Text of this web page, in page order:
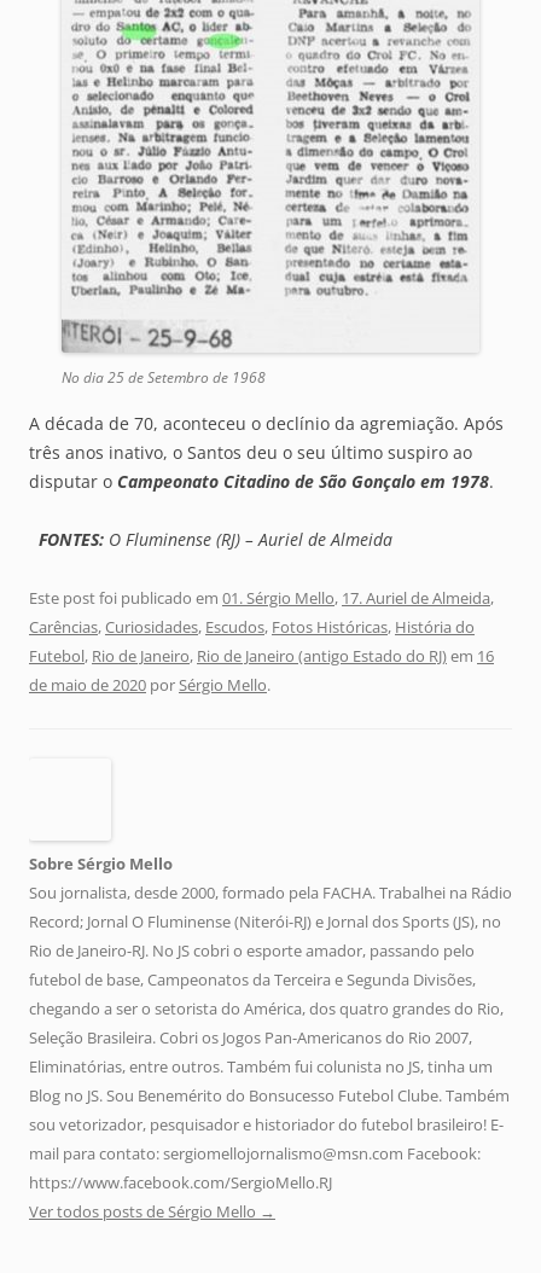
No dia 25 de Setembro de 1968
A década de 70, aconteceu o declínio da agremiação. Após
três anos inativo, o Santos deu o seu último suspiro ao
disputar o Campeonato Citadino de São Gonçalo em 1978.
FONTES: O Fluminense (RJ) – Auriel de Almeida
Este post foi publicado em 01. Sérgio Mello, 17. Auriel de Almeida,
Carências,Curiosidades, Escudos, Fotos Históricas, História do
Futebol, Rio de Janeiro, Rio de Janeiro (antigo Estado do RJ)em 16
de maio de 2020 porSérgio Mello.
Sobre Sérgio Mello
Sou jornalista, desde 2000, formado pela FACHA. Trabalhei na Rádio
Record; Jornal O Fluminense (Niterói-RJ) e Jornal dos Sports (JS), no
Rio de Janeiro-RJ. No JS cobri o esporte amador, passando pelo
futebol de base, Campeonatos da Terceira e Segunda Divisões,
chegando a ser o setorista do América, dos quatro grandes do Rio,
Seleção Brasileira. Cobri os Jogos Pan-Americanos do Rio 2007,
Eliminatórias, entre outros. Também fui colunista no JS, tinha um
Blog no JS. Sou Benemérito do Bonsucesso Futebol Clube. Também
sou vetorizador, pesquisador e historiador do futebol brasileiro! E-
mail para contato: sergiomellojornalismo@msn.com Facebook:
https://www.facebook.com/SergioMello.RJ
Ver todos posts de Sérgio Mello →